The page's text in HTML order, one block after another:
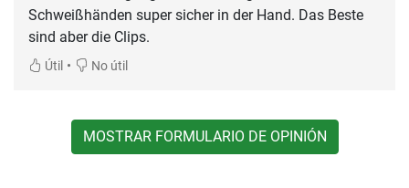
Schweißhänden super sicher in der Hand. Das Beste
sind aber die Clips.
Útil • No útil
MOSTRAR FORMULARIO DE OPINIÓN